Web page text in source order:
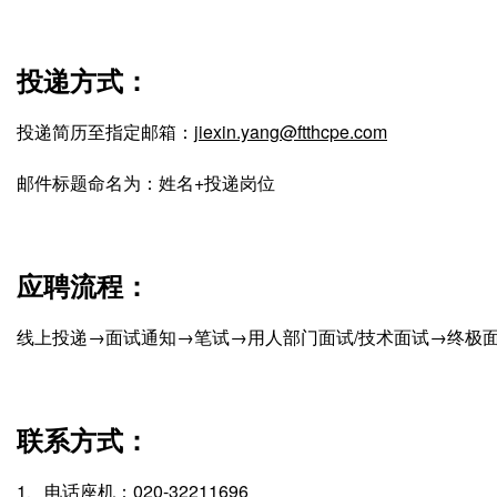
投递方式：
投递简历至指定邮箱： jiexin.yang@ftthcpe.com
邮件标题命名为：姓名+投递岗位
应聘流程：
线上投递→面试通知→笔试→用人部门面试/技术面试→终极
联系方式：
1、电话座机：020-32211696